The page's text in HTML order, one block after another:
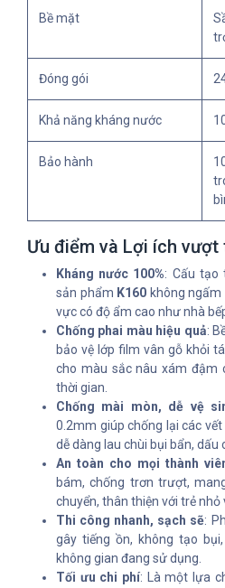
Bề mặt
Đóng gói
Khả năng kháng nước
Bảo hành
Ưu điểm và Lợi ích vượt
Kháng nước 100%: Cấu tạo
sản phẩm K160 không
vực có độ ẩm cao như nhà
Chống phai màu hiệu quả:
bảo vệ lớp film vân gỗ khỏi
cho màu sắc nâu xám đậm
thời gian.
Chống mài mòn, dễ vệ
0.2mm giúp chống lại các
dễ dàng lau chùi bụi bẩn, dấu
An toàn cho mọi thành
bám, chống trơn trượt,
chuyển, thân thiện với trẻ nhỏ
Thi công nhanh, sạch sẽ:
gây tiếng ồn, không tạo
không gian đang sử dụng.
Tối ưu chi phí: Là một lựa